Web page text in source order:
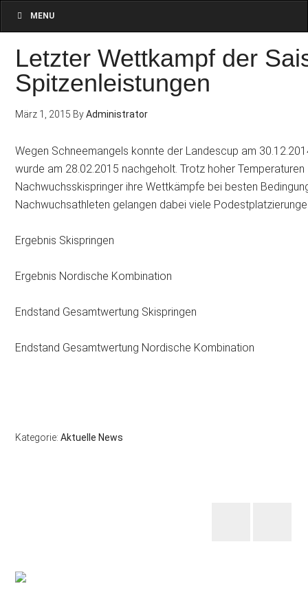
MENU
Letzter Wettkampf der
Spitzenleistungen
März 1, 2015 ByAdministrator
Wegen Schneemangels konnte der Landescup am
wurde am 28.02.2015 nachgeholt. Trotz hoher
Nachwuchsskispringer ihre Wettkämpfe bei besten
Nachwuchsathleten gelangen dabei viele
Ergebnis Skispringen
Ergebnis Nordische Kombination
Endstand Gesamtwertung Skispringen
Endstand Gesamtwertung Nordische Kombination
Kategorie:Aktuelle News